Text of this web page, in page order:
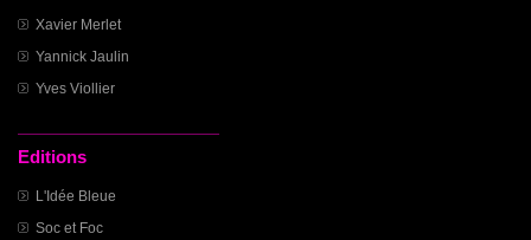
Xavier Merlet
Yannick Jaulin
Yves Viollier
Editions
L'Idée Bleue
Soc et Foc